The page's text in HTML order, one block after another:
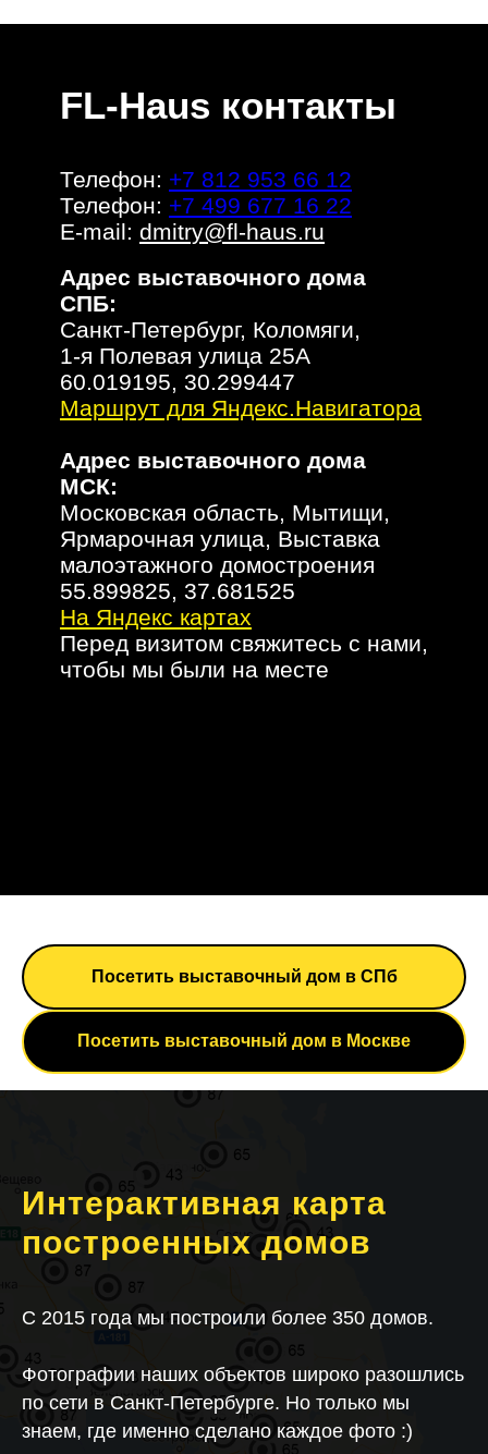
FL-Haus контакты
Телефон: +7 812 953 66 12
Телефон: +7 499 677 16 22
E-mail: dmitry@fl-haus.ru
Адрес выставочного дома
СПБ:
Санкт-Петербург, Коломяги,
1-я Полевая улица 25А
60.019195, 30.299447
Маршрут для Яндекс.Навигатора
Адрес выставочного дома
МСК:
Московская область, Мытищи,
Ярмарочная улица, Выставка
малоэтажного домостроения
55.899825, 37.681525
На Яндекс картах
Перед визитом свяжитесь с нами,
чтобы мы были на месте
Посетить выставочный дом в СПб
Посетить выставочный дом в Москве
Интерактивная карта
построенных домов
C 2015 года мы построили более 350 домов.
Фотографии наших объектов широко разошлись
по сети в Санкт-Петербурге. Но только мы
знаем, где именно сделано каждое фото :)